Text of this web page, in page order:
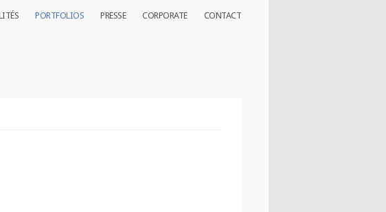
PORTFOLIOS PRESSE CORPORATE CONTACT